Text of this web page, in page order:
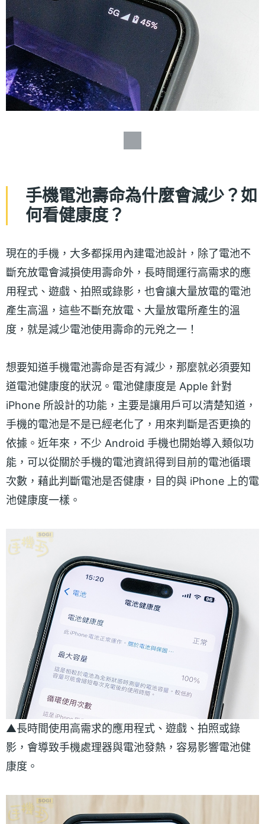
手機電池壽命為什麼會減少？如
何看健康度？
現在的手機，大多都採用內建電池設計，除了電池不
斷充放電會減損使用壽命外，長時間運行高需求的應
用程式、遊戲、拍照或錄影，也會讓大量放電的電池
產生高溫，這些不斷充放電、大量放電所產生的溫
度，就是減少電池使用壽命的元兇之一！
想要知道手機電池壽命是否有減少，那麼就必須要知
道電池健康度的狀況。電池健康度是 Apple 針對
iPhone 所設計的功能，主要是讓用戶可以清楚知道，
手機的電池是不是已經老化了，用來判斷是否更換的
依據。近年來，不少 Android 手機也開始導入類似功
能，可以從關於手機的電池資訊得到目前的電池循環
次數，藉此判斷電池是否健康，目的與 iPhone 上的電
池健康度一樣。
▲長時間使用高需求的應用程式、遊戲、拍照或錄
影，會導致手機處理器與電池發熱，容易影響電池健
康度。